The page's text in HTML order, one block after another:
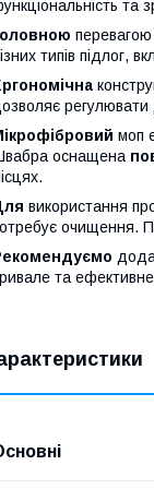
та
перевагою
типів підлог,
регулювати
моп
оснащена
використання
очищення.
та